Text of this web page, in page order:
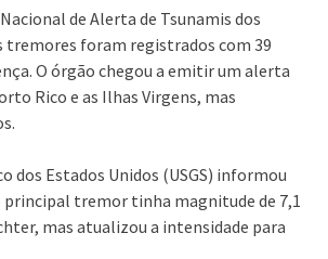
de Alerta de Tsunamis dos
tremores foram registrados com 39
O órgão chegou a emitir um alerta
Rico e as Ilhas Virgens, mas
dos Estados Unidos (USGS) informou
tremor tinha magnitude de 7,1
mas atualizou a intensidade para